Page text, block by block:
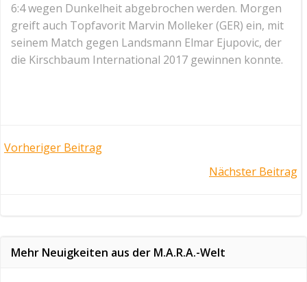
6:4 wegen Dunkelheit abgebrochen werden. Morgen
greift auch Topfavorit Marvin Molleker (GER) ein, mit
seinem Match gegen Landsmann Elmar Ejupovic, der
die Kirschbaum International 2017 gewinnen konnte.
Post
Vorheriger Beitrag
Nächster Beitrag
Mehr Neuigkeiten aus der M.A.R.A.-Welt